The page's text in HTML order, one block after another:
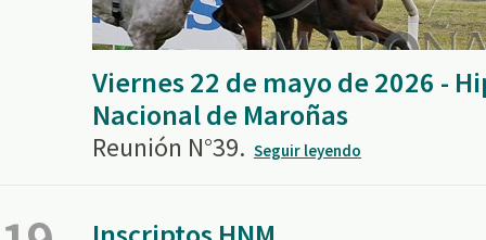
Viernes 22 de mayo de 2026 -
Nacional de Maroñas
Reunión N°39. Seguir leyendo